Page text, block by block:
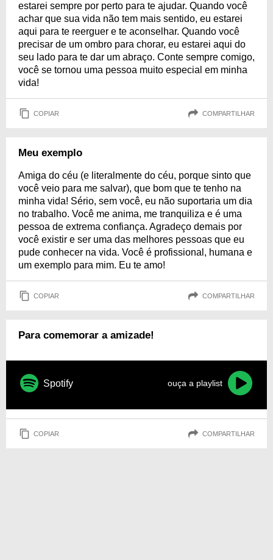
estarei sempre por perto para te ajudar. Quando você
achar que sua vida não tem mais sentido, eu estarei
aqui para te reerguer e te aconselhar. Quando você
precisar de um ombro para chorar, eu estarei aqui do
seu lado para te dar um abraço. Conte sempre comigo,
você se tornou uma pessoa muito especial em minha
vida!
COPIAR COMPARTILHAR
Meu exemplo
Amiga do céu (e literalmente do céu, porque sinto que
você veio para me salvar), que bom que te tenho na
minha vida! Sério, sem você, eu não suportaria um dia
no trabalho. Você me anima, me tranquiliza e é uma
pessoa de extrema confiança. Agradeço demais por
você existir e ser uma das melhores pessoas que eu
pude conhecer na vida. Você é profissional, humana e
um exemplo para mim. Eu te amo!
COPIAR COMPARTILHAR
Para comemorar a amizade!
Spotify ouça a playlist
COPIAR COMPARTILHAR